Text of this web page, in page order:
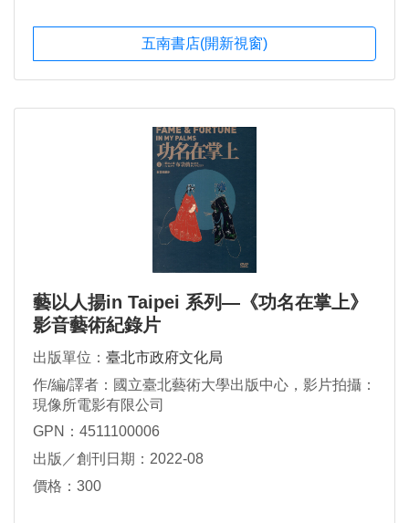
五南書店(開新視窗)
藝以人揚in Taipei 系列—《功名在掌上》
影音藝術紀錄片
出版單位： 臺北市政府文化局
作/編/譯者：國立臺北藝術大學出版中心，影片拍攝：
現像所電影有限公司
GPN：4511100006
出版／創刊日期：2022-08
價格：300